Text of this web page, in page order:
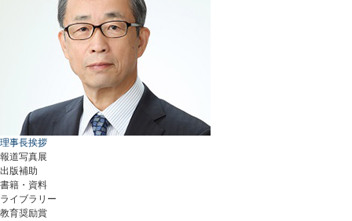
理事長挨拶
報道写真展
出版補助
書籍・資料
ライブラリー
教育奨励賞